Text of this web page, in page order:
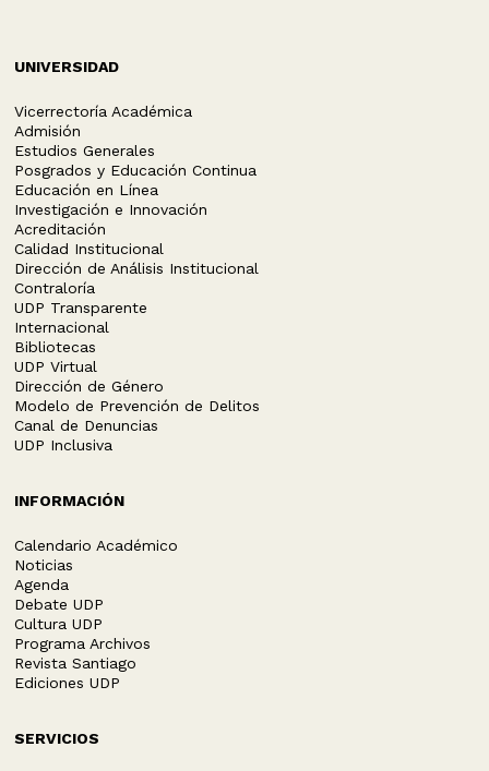
UNIVERSIDAD
Vicerrectoría Académica
Admisión
Estudios Generales
Posgrados y Educación Continua
Educación en Línea
Investigación e Innovación
Acreditación
Calidad Institucional
Dirección de Análisis Institucional
Contraloría
UDP Transparente
Internacional
Bibliotecas
UDP Virtual
Dirección de Género
Modelo de Prevención de Delitos
Canal de Denuncias
UDP Inclusiva
INFORMACIÓN
Calendario Académico
Noticias
Agenda
Debate UDP
Cultura UDP
Programa Archivos
Revista Santiago
Ediciones UDP
SERVICIOS